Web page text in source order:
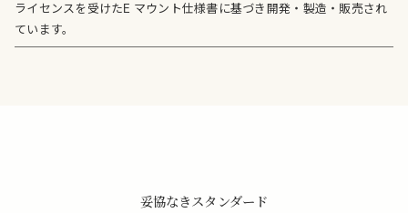
ライセンスを受けたE マウント仕様書に基づき開発・製造・販売され
ています。
妥協なきスタンダード